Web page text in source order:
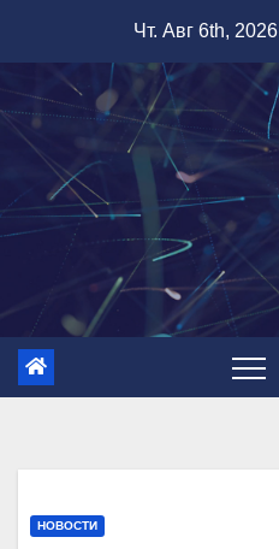
содержимому
Чт. Авг 6th, 2026
НОВОСТИ